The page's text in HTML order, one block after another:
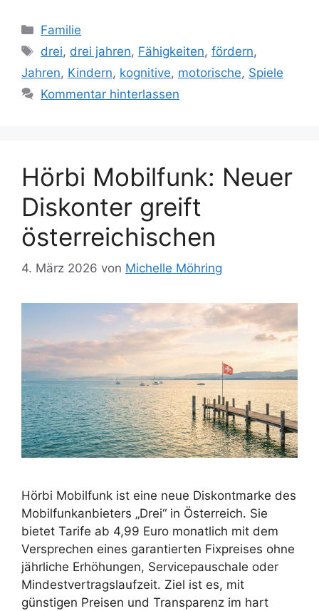
Kategorien
Familie
Schlagwörter
drei, drei jahren, Fähigkeiten,fördern,
Jahren, Kindern, kognitive, motorische, Spiele
Kommentar hinterlassen
Hörbi Mobilfunk: Neuer
Diskonter greift
österreichischen
4. März 2026 von Michelle Möhring
Hörbi Mobilfunk ist eine neue Diskontmarke des
Mobilfunkanbieters „Drei“ in Österreich. Sie
bietet Tarife ab 4,99 Euro monatlich mit dem
Versprechen eines garantierten Fixpreises ohne
jährliche Erhöhungen, Servicepauschale oder
Mindestvertragslaufzeit. Ziel ist es, mit
günstigen Preisen und Transparenz im hart